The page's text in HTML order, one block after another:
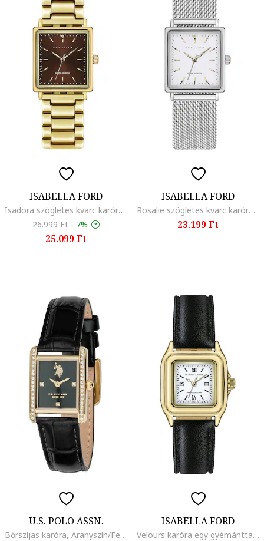
ISABELLA FORD
Isadora szögletes kvarc karóra, Aranyszín
26.999 Ft - 7%
25.099 Ft
ISABELLA FORD
Rosalie szögletes kvarc karóra, Ezüstszín
23.199 Ft
U.S. POLO ASSN.
Bőrszíjas karóra, Aranyszín/Fekete
ISABELLA FORD
Velours karóra egy gyémánttal és bőrszíjjal, Aranyszín/Fekete